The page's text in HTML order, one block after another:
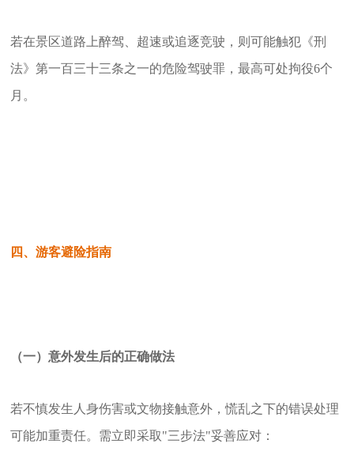
若在景区道路上醉驾、超速或追逐竞驶，则可能触犯《刑
法》第一百三十三条之一的危险驾驶罪，最高可处拘役6个
月。
四、游客避险指南
（一）意外发生后的正确做法
若不慎发生人身伤害或文物接触意外，慌乱之下的错误处理
可能加重责任。需立即采取"三步法"妥善应对：